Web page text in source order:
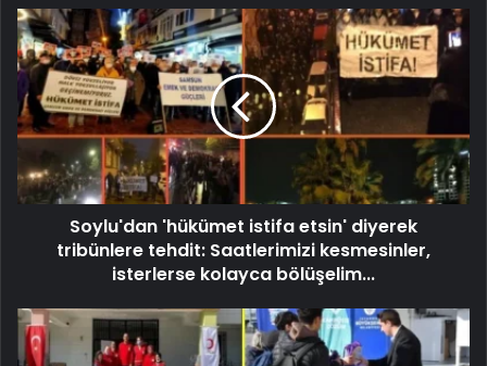
Soylu'dan 'hükümet istifa etsin' diyerek
tribünlere tehdit: Saatlerimizi kesmesinler,
isterlerse kolayca bölüşelim...